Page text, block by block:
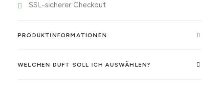
SSL-sicherer Checkout
PRODUKTINFORMATIONEN
WELCHEN DUFT SOLL ICH AUSWÄHLEN?